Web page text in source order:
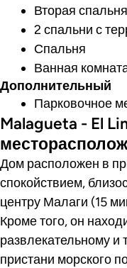
Вторая
2 спальни с
Спальня
Ванная
Дополнительный
Парковочное
Malagueta - El
Дом расположен в
спокойствием,
центру Малаги (15
Кроме того, он
развлекательному и
пристани морского